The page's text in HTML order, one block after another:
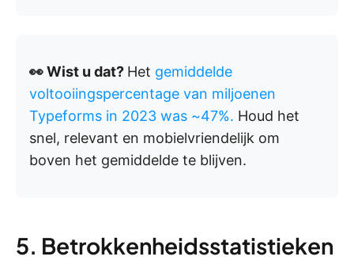
👀 Wist u dat? Het gemiddelde
voltooiingspercentage van miljoenen
Typeforms in 2023 was ~47%. Houd het
snel, relevant en mobielvriendelijk om
boven het gemiddelde te blijven.
5. Betrokkenheidsstatistieken